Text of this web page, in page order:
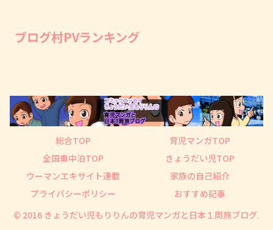
ブログ村PVランキング
総合TOP
育児マンガTOP
全国車中泊TOP
きょうだい児TOP
ウーマンエキサイト連載
家族の自己紹介
プライバシーポリシー
おすすめ記事
© 2016 きょうだい児もりりんの育児マンガと日本１周旅ブログ.